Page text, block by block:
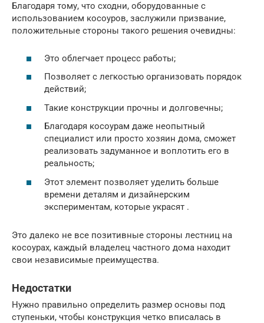
Благодаря тому, что сходни, оборудованные с
использованием косоуров, заслужили призвание,
положительные стороны такого решения очевидны:
Это облегчает процесс работы;
Позволяет с легкостью организовать порядок
действий;
Такие конструкции прочны и долговечны;
Благодаря косоурам даже неопытный
специалист или просто хозяин дома, сможет
реализовать задуманное и воплотить его в
реальность;
Этот элемент позволяет уделить больше
времени деталям и дизайнерским
экспериментам, которые украсят .
Это далеко не все позитивные стороны лестниц на
косоурах, каждый владелец частного дома находит
свои независимые преимущества.
Недостатки
Нужно правильно определить размер основы под
ступеньки, чтобы конструкция четко вписалась в